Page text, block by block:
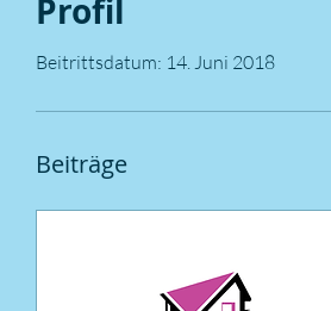
Profil
Beitrittsdatum: 14. Juni 2018
Beiträge